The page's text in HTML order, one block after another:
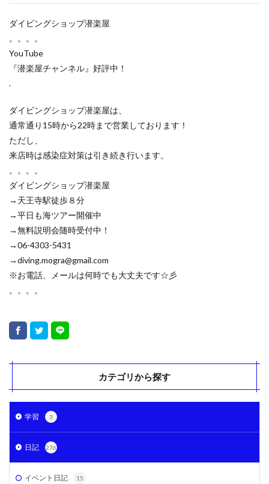
ダイビングショップ潜楽屋
。。。。
YouTube
『潜楽屋チャンネル』好評中！
.
ダイビングショップ潜楽屋は、
通常通り15時から22時まで営業しております！
ただし、
来店時は感染症対策は引き続き行います。
。。。。
ダイビングショップ潜楽屋
→天王寺駅徒歩８分
→平日も海ツアー開催中
→無料説明会随時受付中！
→06-4303-5431
→diving.mogra@gmail.com
※お電話、メールは何時でも大丈夫です☆彡
。。。。
カテゴリから探す
学習 3
日記 276
イベント日記 15